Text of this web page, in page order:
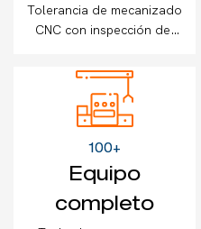
Tolerancia de mecanizado
CNC con inspección del
de medición 2D
100+
Equipo
completo